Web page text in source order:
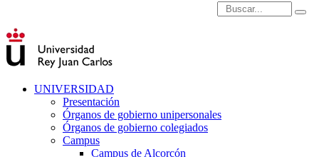
Introduce términos de
UNIVERSIDAD
Presentación
Órganos de gobierno unipersonales
Órganos de gobierno colegiados
Campus
Campus de Alcorcón